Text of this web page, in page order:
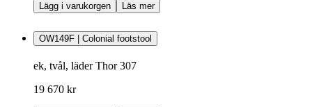
Lägg i varukorgen Läs mer
OW149F | Colonial footstool
ek, tvål, läder Thor 307
19 670 kr